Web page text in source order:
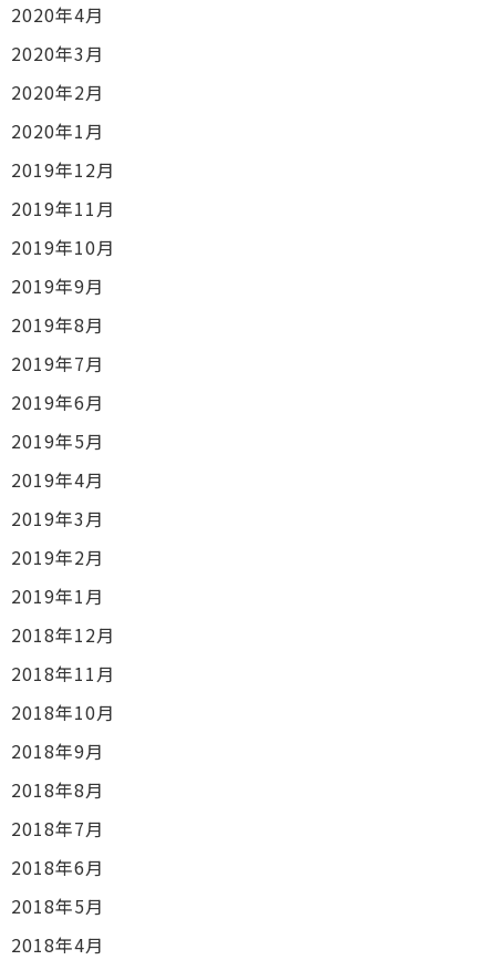
2020年4月
2020年3月
2020年2月
2020年1月
2019年12月
2019年11月
2019年10月
2019年9月
2019年8月
2019年7月
2019年6月
2019年5月
2019年4月
2019年3月
2019年2月
2019年1月
2018年12月
2018年11月
2018年10月
2018年9月
2018年8月
2018年7月
2018年6月
2018年5月
2018年4月